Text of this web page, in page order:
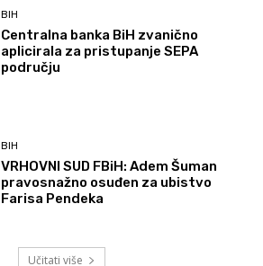
BIH
Centralna banka BiH zvanično
aplicirala za pristupanje SEPA
području
BIH
VRHOVNI SUD FBiH: Adem Šuman
pravosnažno osuđen za ubistvo
Farisa Pendeka
Učitati više